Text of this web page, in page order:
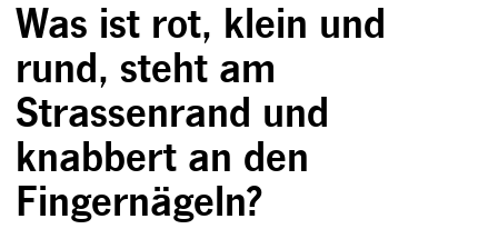
Was ist rot, klein und
rund, steht am
Strassenrand und
knabbert an den
Fingernägeln?